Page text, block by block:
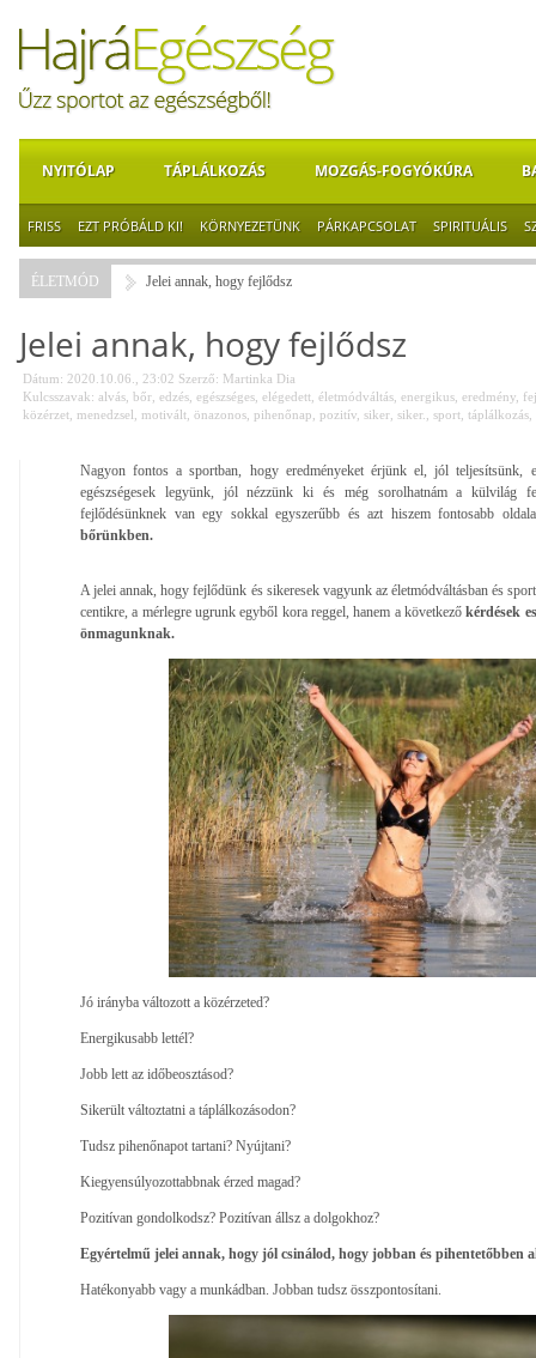
NYITÓLAP TÁPLÁLKOZÁS MOZGÁS-FOGYÓKÚRA
FRISS EZT PRÓBÁLD KI! KÖRNYEZETÜNK PÁRKAPCSOLAT SPIRITUÁLIS
ÉLETMÓD Jelei annak, hogy fejlődsz
Jelei annak, hogy fejlődsz
Dátum: 2020.10.06., 23:02 Szerző: Martinka Dia
Kulcsszavak: alvás bőr edzés egészséges elégedett életmódváltás energikus eredmény
közérzet menedzsel motivált önazonos pihenőnap pozitív siker siker. sport táplálkozás
Nagyon fontos a sportban, hogy eredményeket érjünk el, jól teljesítsünk,
egészségesek legyünk, jól nézzünk ki és még sorolhatnám a külvilág
fejlődésünknek van egy sokkal egyszerűbb és azt hiszem fontosabb
bőrünkben.
A jelei annak, hogy fejlődünk és sikeresek vagyunk az életmódváltásban és
centikre, a mérlegre ugrunk egyből kora reggel, hanem a következőkérdések
önmagunknak.
Jó irányba változott a közérzeted?
Energikusabb lettél?
Jobb lett az időbeosztásod?
Sikerült változtatni a táplálkozásodon?
Tudsz pihenőnapot tartani? Nyújtani?
Kiegyensúlyozottabbnak érzed magad?
Pozitívan gondolkodsz? Pozitívan állsz a dolgokhoz?
Egyértelmű jelei annak, hogy jól csinálod, hogy jobban és pihentetőbben
Hatékonyabb vagy a munkádban. Jobban tudsz összpontosítani.